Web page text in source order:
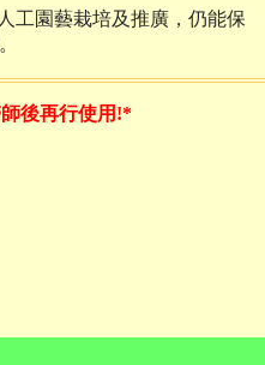
工園藝栽培及推廣，仍能保
後再行使用!*